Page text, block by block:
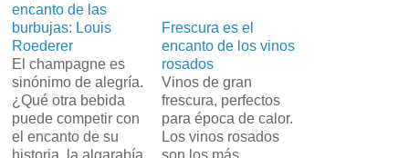
encanto de las
burbujas: Louis
Roederer
El champagne es
sinónimo de alegría.
¿Qué otra bebida
puede competir con
el encanto de su
historia, la algarabía
Frescura es el
encanto de los vinos
rosados
Vinos de gran
frescura, perfectos
para época de calor.
Los vinos rosados
son los más